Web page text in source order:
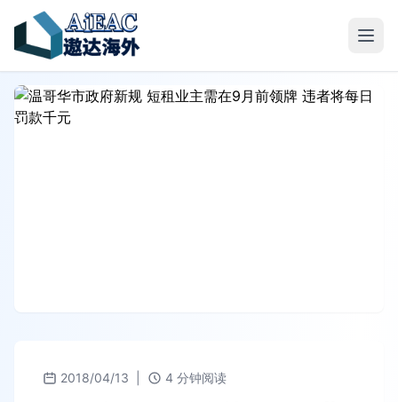
2018/04/13 4 分钟阅读